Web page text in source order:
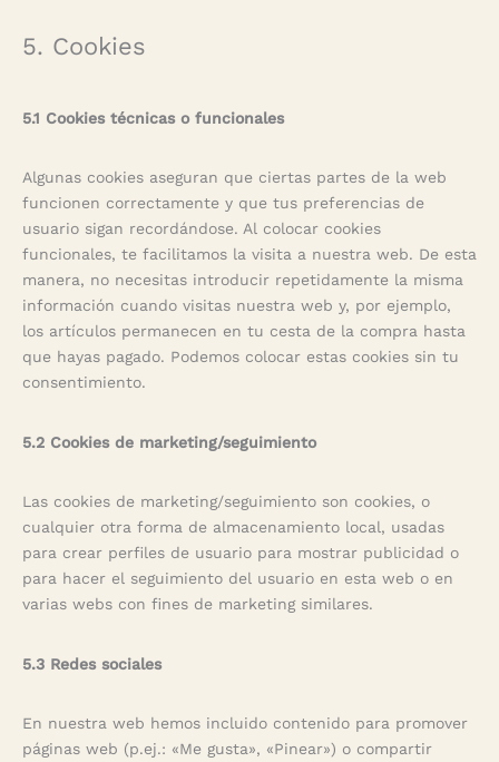
5. Cookies
5.1 Cookies técnicas o funcionales
Algunas cookies aseguran que ciertas partes de la web
funcionen correctamente y que tus preferencias de
usuario sigan recordándose. Al colocar cookies
funcionales, te facilitamos la visita a nuestra web. De esta
manera, no necesitas introducir repetidamente la misma
información cuando visitas nuestra web y, por ejemplo,
los artículos permanecen en tu cesta de la compra hasta
que hayas pagado. Podemos colocar estas cookies sin tu
consentimiento.
5.2 Cookies de marketing/seguimiento
Las cookies de marketing/seguimiento son cookies, o
cualquier otra forma de almacenamiento local, usadas
para crear perfiles de usuario para mostrar publicidad o
para hacer el seguimiento del usuario en esta web o en
varias webs con fines de marketing similares.
5.3 Redes sociales
En nuestra web hemos incluido contenido para promover
páginas web (p.ej.: «Me gusta», «Pinear») o compartir